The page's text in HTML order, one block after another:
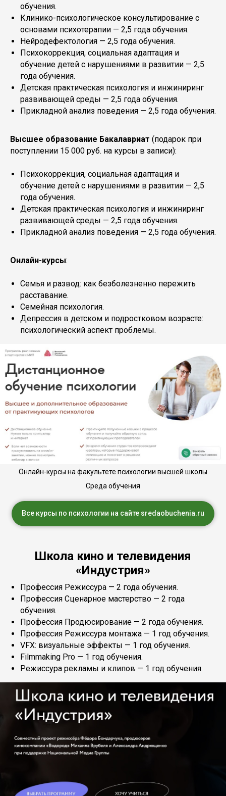
обучения.
Клинико-психологическое консультирование с
основами психотерапии — 2,5 года обучения.
Нейродефектология — 2,5 года обучения.
Психокоррекция, социальная адаптация и
обучение детей с нарушениями в развитии — 2,5
года обучения.
Детская практическая психология и инжиниринг
развивающей среды — 2,5 года обучения.
Прикладной анализ поведения — 2,5 года обучения.
Высшее образование Бакалавриат (подарок при
поступлении 15 000 руб. на курсы в записи):
Психокоррекция, социальная адаптация и
обучение детей с нарушениями в развитии — 2,5
года обучения.
Детская практическая психология и инжиниринг
развивающей среды — 2,5 года обучения.
Прикладной анализ поведения — 2,5 года обучения.
Онлайн-курсы:
Семья и развод: как безболезненно пережить
расставание.
Семейная психология.
Депрессия в детском и подростковом возрасте:
психологический аспект проблемы.
Онлайн-курсы на факультете психологии высшей школы
Среда обучения
Все курсы по психологии на сайте sredaobuchenia.ru
Школа кино и телевидения
«Индустрия»
Профессия Режиссура — 2 года обучения.
Профессия Сценарное мастерство — 2 года
обучения.
Профессия Продюсирование — 2 года обучения.
Профессия Режиссура монтажа — 1 год обучения.
VFX: визуальные эффекты — 1 год обучения.
Filmmaking Pro — 1 год обучения.
Режиссура рекламы и клипов — 1 год обучения.